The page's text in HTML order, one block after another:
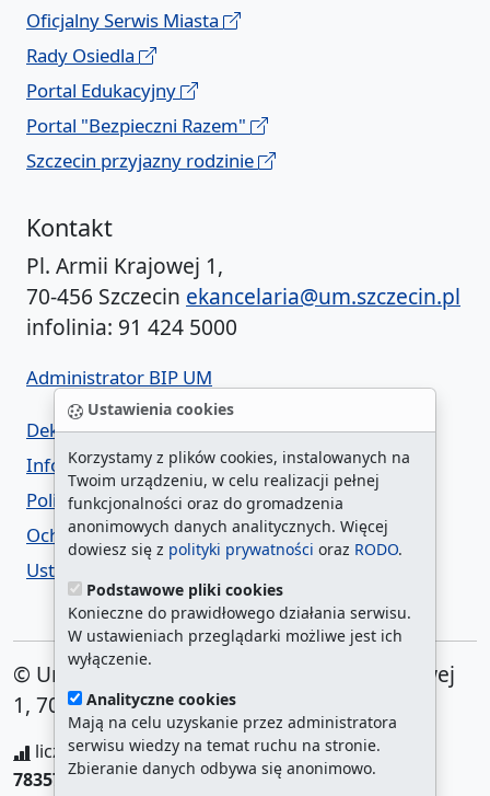
Ustawienia cookies
Korzystamy z plików cookies, instalowanych na
Twoim urządzeniu, w celu realizacji pełnej
funkcjonalności oraz do gromadzenia
anonimowych danych analitycznych. Więcej
dowiesz się z polityki prywatności oraz RODO.
Podstawowe pliki cookies
Konieczne do prawidłowego działania serwisu.
W ustawieniach przeglądarki możliwe jest ich
wyłączenie.
Analityczne cookies
Mają na celu uzyskanie przez administratora
serwisu wiedzy na temat ruchu na stronie.
Zbieranie danych odbywa się anonimowo.
Oficjalny Serwis Miasta
Rady Osiedla
Portal Edukacyjny
Portal "Bezpieczni Razem"
Szczecin przyjazny rodzinie
Kontakt
Pl. Armii Krajowej 1,
70-456 Szczecin ekancelaria@um.szczecin.pl
infolinia: 91 424 5000
Administrator BIP UM
Deklaracja dostępności
Informacja o urzędzie w ETR
Polityka prywatności
Ochrona danych osobowych
Ustawienia cookies
© Urząd Miasta Szczecin. Plac Armii Krajowej
1, 70-456 Szczecin
liczba wyświetleń:208277609/ aktualna strona:
783570/najczęściej odwiedzane strony